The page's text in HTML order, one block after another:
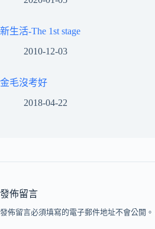
新生活-The 1st stage
2010-12-03
金毛沒考好
2018-04-22
發佈留言
發佈留言必須填寫的電子郵件地址不會公開。